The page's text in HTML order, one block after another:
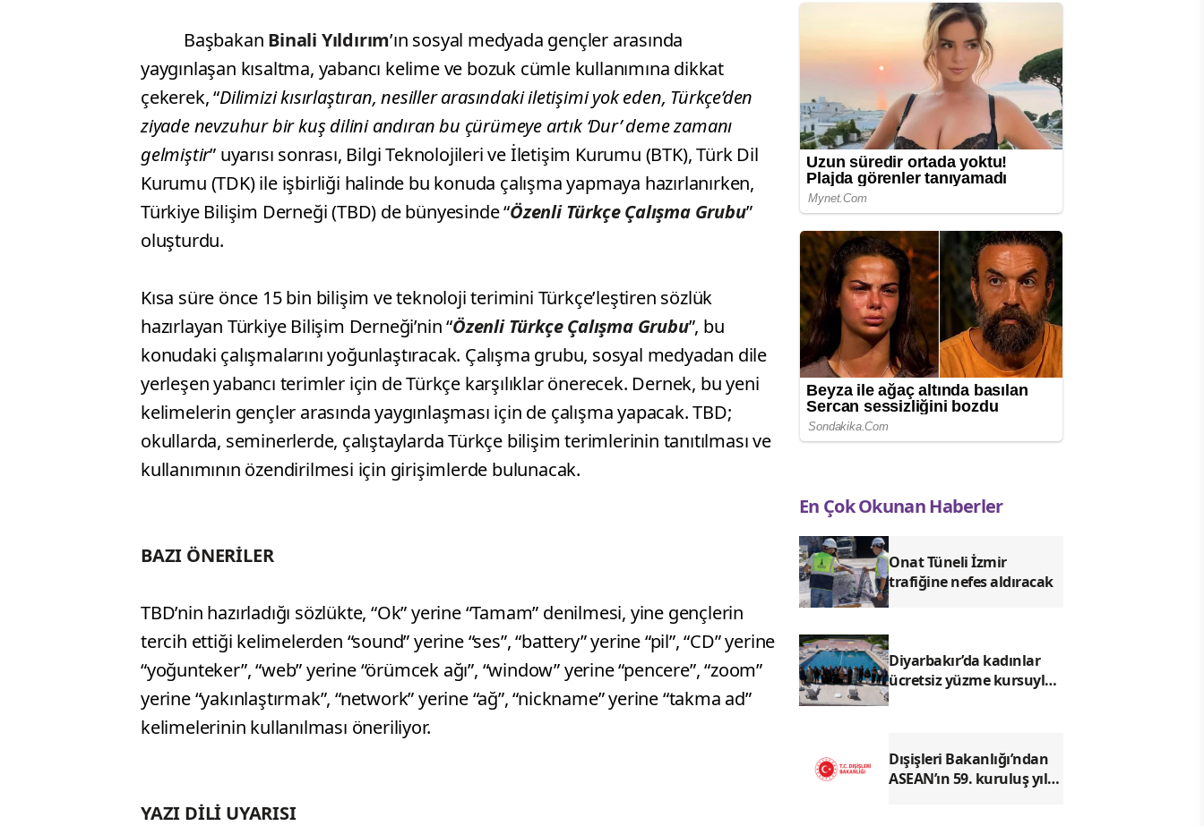
Başbakan Binali Yıldırım’ın sosyal medyada gençler arasında
yaygınlaşan kısaltma, yabancı kelime ve bozuk cümle kullanımına dikkat
çekerek, “Dilimizi kısırlaştıran, nesiller arasındaki iletişimi yok eden, Türkçe’den
ziyade nevzuhur bir kuş dilini andıran bu çürümeye artık ‘Dur’ deme zamanı
gelmiştir” uyarısı sonrası, Bilgi Teknolojileri ve İletişim Kurumu (BTK), Türk Dil
Kurumu (TDK) ile işbirliği halinde bu konuda çalışma yapmaya hazırlanırken,
Türkiye Bilişim Derneği (TBD) de bünyesinde “Özenli Türkçe Çalışma Grubu”
oluşturdu.
Kısa süre önce 15 bin bilişim ve teknoloji terimini Türkçe’leştiren sözlük
hazırlayan Türkiye Bilişim Derneği’nin “Özenli Türkçe Çalışma Grubu”, bu
konudaki çalışmalarını yoğunlaştıracak. Çalışma grubu, sosyal medyadan dile
yerleşen yabancı terimler için de Türkçe karşılıklar önerecek. Dernek, bu yeni
kelimelerin gençler arasında yaygınlaşması için de çalışma yapacak. TBD;
okullarda, seminerlerde, çalıştaylarda Türkçe bilişim terimlerinin tanıtılması ve
kullanımının özendirilmesi için girişimlerde bulunacak.
BAZI ÖNERİLER
TBD’nin hazırladığı sözlükte, “Ok” yerine “Tamam” denilmesi, yine gençlerin
tercih ettiği kelimelerden “sound” yerine “ses”, “battery” yerine “pil”, “CD” yerine
“yoğunteker”, “web” yerine “örümcek ağı”, “window” yerine “pencere”, “zoom”
yerine “yakınlaştırmak”, “network” yerine “ağ”, “nickname” yerine “takma ad”
kelimelerinin kullanılması öneriliyor.
YAZI DİLİ UYARISI
En Çok Okunan Haberler
Onat Tüneli İzmir
trafiğine nefes aldıracak
Diyarbakır’da kadınlar
ücretsiz yüzme kursuyla
Dışişleri Bakanlığı’ndan
ASEAN’ın 59. kuruluş yıl